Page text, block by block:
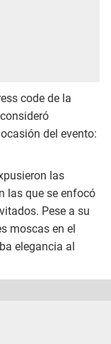
code de la
del evento:
las
las que se enfocó
Pese a su
moscas en el
elegancia al